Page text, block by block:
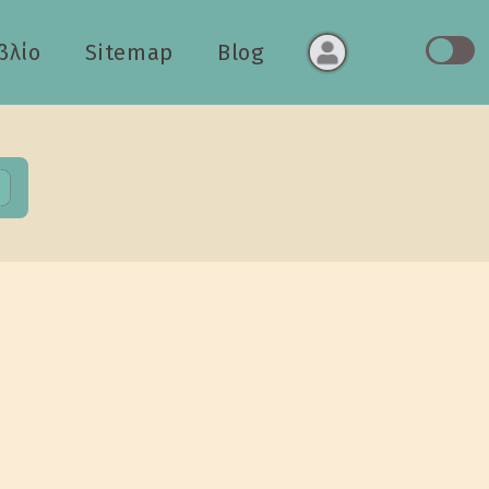
Sitemap Blog